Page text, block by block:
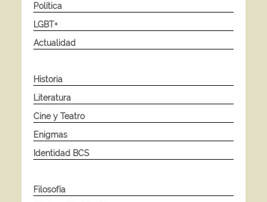
Política
LGBT+
Actualidad
Historia
Literatura
Cine y Teatro
Enigmas
Identidad BCS
Filosofía